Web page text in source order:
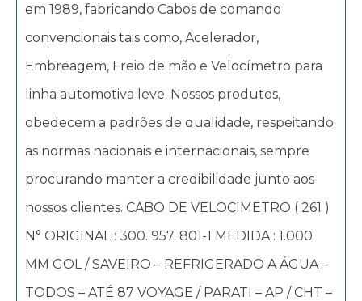
em 1989, fabricando Cabos de comando
convencionais tais como, Acelerador,
Embreagem, Freio de mão e Velocímetro para
linha automotiva leve. Nossos produtos,
obedecem a padrões de qualidade, respeitando
as normas nacionais e internacionais, sempre
procurando manter a credibilidade junto aos
nossos clientes. CABO DE VELOCIMETRO ( 261 )
N° ORIGINAL : 300. 957. 801-1 MEDIDA : 1.000
MM GOL / SAVEIRO – REFRIGERADO A ÁGUA –
TODOS – ATÉ 87 VOYAGE / PARATI – AP / CHT –